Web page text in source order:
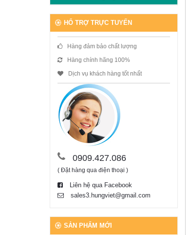
HỔ TRỢ TRỰC TUYẾN
Hàng đảm bảo chất lượng
Hàng chính hãng 100%
Dịch vụ khách hàng tốt nhất
0909.427.086
( Đặt hàng qua điện thoại )
Liên hệ qua Facebook
sales3.hungviet@gmail.com
SẢN PHẨM MỚI